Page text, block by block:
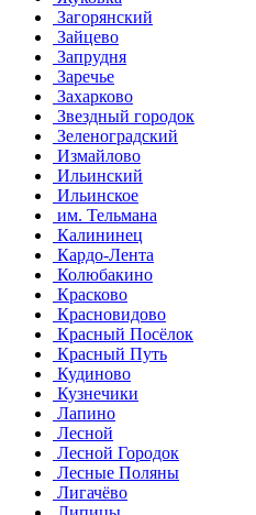
Загорянский
Зайцево
Запрудня
Заречье
Захарково
Звездный городок
Зеленоградский
Измайлово
Ильинский
Ильинское
им. Тельмана
Калининец
Кардо-Лента
Колюбакино
Красково
Красновидово
Красный Посёлок
Красный Путь
Кудиново
Кузнечики
Лапино
Лесной
Лесной Городок
Лесные Поляны
Лигачёво